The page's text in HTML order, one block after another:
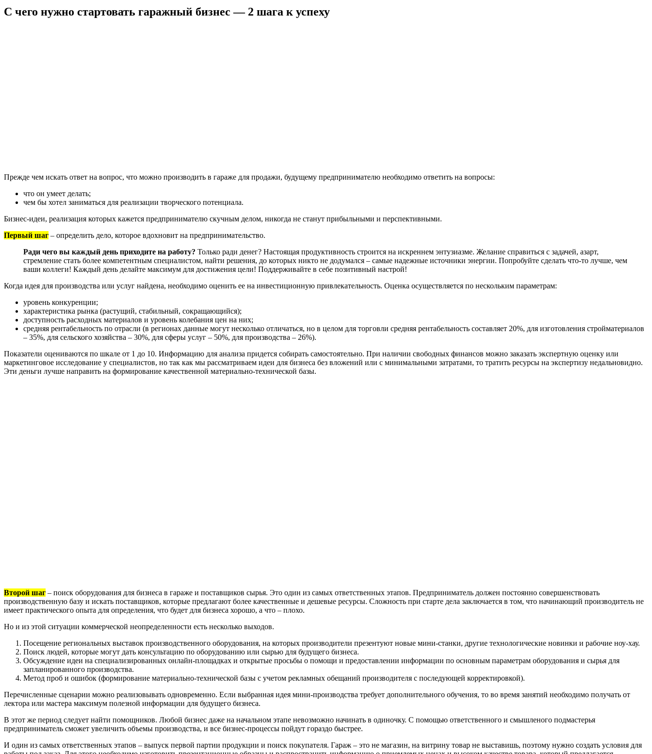
С чего нужно стартовать гаражный бизнес — 2 шага к успеху
Прежде чем искать ответ на вопрос, что можно производить в гараже для продажи, будущему предпринимателю необходимо ответить на вопросы:
что он умеет делать;
чем бы хотел заниматься для реализации творческого потенциала.
Бизнес-идеи, реализация которых кажется предпринимателю скучным делом, никогда не станут прибыльными и перспективными.
Первый шаг – определить дело, которое вдохновит на предпринимательство.
Ради чего вы каждый день приходите на работу? Только ради денег? Настоящая продуктивность строится на искреннем энтузиазме. Желание справиться с задачей, азарт,
стремление стать более компетентным специалистом, найти решения, до которых никто не додумался – самые надежные источники энергии. Попробуйте сделать что-то лучше, чем
ваши коллеги! Каждый день делайте максимум для достижения цели! Поддерживайте в себе позитивный настрой!
Когда идея для производства или услуг найдена, необходимо оценить ее на инвестиционную привлекательность. Оценка осуществляется по нескольким параметрам:
уровень конкуренции;
характеристика рынка (растущий, стабильный, сокращающийся);
доступность расходных материалов и уровень колебания цен на них;
средняя рентабельность по отрасли (в регионах данные могут несколько отличаться, но в целом для торговли средняя рентабельность составляет 20%, для изготовления стройматериалов
– 35%, для сельского хозяйства – 30%, для сферы услуг – 50%, для производства – 26%).
Показатели оцениваются по шкале от 1 до 10. Информацию для анализа придется собирать самостоятельно. При наличии свободных финансов можно заказать экспертную оценку или
маркетинговое исследование у специалистов, но так как мы рассматриваем идеи для бизнеса без вложений или с минимальными затратами, то тратить ресурсы на экспертизу недальновидно.
Эти деньги лучше направить на формирование качественной материально-технической базы.
Второй шаг – поиск оборудования для бизнеса в гараже и поставщиков сырья. Это один из самых ответственных этапов. Предприниматель должен постоянно совершенствовать
производственную базу и искать поставщиков, которые предлагают более качественные и дешевые ресурсы. Сложность при старте дела заключается в том, что начинающий производитель не
имеет практического опыта для определения, что будет для бизнеса хорошо, а что – плохо.
Но и из этой ситуации коммерческой неопределенности есть несколько выходов.
Посещение региональных выставок производственного оборудования, на которых производители презентуют новые мини-станки, другие технологические новинки и рабочие ноу-хау.
Поиск людей, которые могут дать консультацию по оборудованию или сырью для будущего бизнеса.
Обсуждение идеи на специализированных онлайн-площадках и открытые просьбы о помощи и предоставлении информации по основным параметрам оборудования и сырья для
запланированного производства.
Метод проб и ошибок (формирование материально-технической базы с учетом рекламных обещаний производителя с последующей корректировкой).
Перечисленные сценарии можно реализовывать одновременно. Если выбранная идея мини-производства требует дополнительного обучения, то во время занятий необходимо получать от
лектора или мастера максимум полезной информации для будущего бизнеса.
В этот же период следует найти помощников. Любой бизнес даже на начальном этапе невозможно начинать в одиночку. С помощью ответственного и смышленого подмастерья
предприниматель сможет увеличить объемы производства, и все бизнес-процессы пойдут гораздо быстрее.
И один из самых ответственных этапов – выпуск первой партии продукции и поиск покупателя. Гараж – это не магазин, на витрину товар не выставишь, поэтому нужно создать условия для